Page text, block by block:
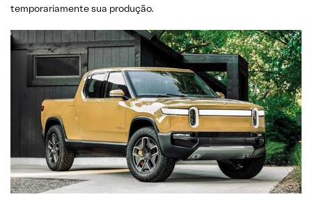
temporariamente sua produção.